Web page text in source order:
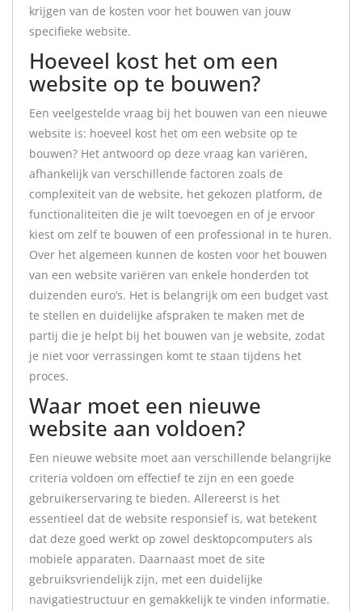
krijgen van de kosten voor het bouwen van jouw
specifieke website.
Hoeveel kost het om een
website op te bouwen?
Een veelgestelde vraag bij het bouwen van een nieuwe
website is: hoeveel kost het om een website op te
bouwen? Het antwoord op deze vraag kan variëren,
afhankelijk van verschillende factoren zoals de
complexiteit van de website, het gekozen platform, de
functionaliteiten die je wilt toevoegen en of je ervoor
kiest om zelf te bouwen of een professional in te huren.
Over het algemeen kunnen de kosten voor het bouwen
van een website variëren van enkele honderden tot
duizenden euro’s. Het is belangrijk om een budget vast
te stellen en duidelijke afspraken te maken met de
partij die je helpt bij het bouwen van je website, zodat
je niet voor verrassingen komt te staan tijdens het
proces.
Waar moet een nieuwe
website aan voldoen?
Een nieuwe website moet aan verschillende belangrijke
criteria voldoen om effectief te zijn en een goede
gebruikerservaring te bieden. Allereerst is het
essentieel dat de website responsief is, wat betekent
dat deze goed werkt op zowel desktopcomputers als
mobiele apparaten. Daarnaast moet de site
gebruiksvriendelijk zijn, met een duidelijke
navigatiestructuur en gemakkelijk te vinden informatie.